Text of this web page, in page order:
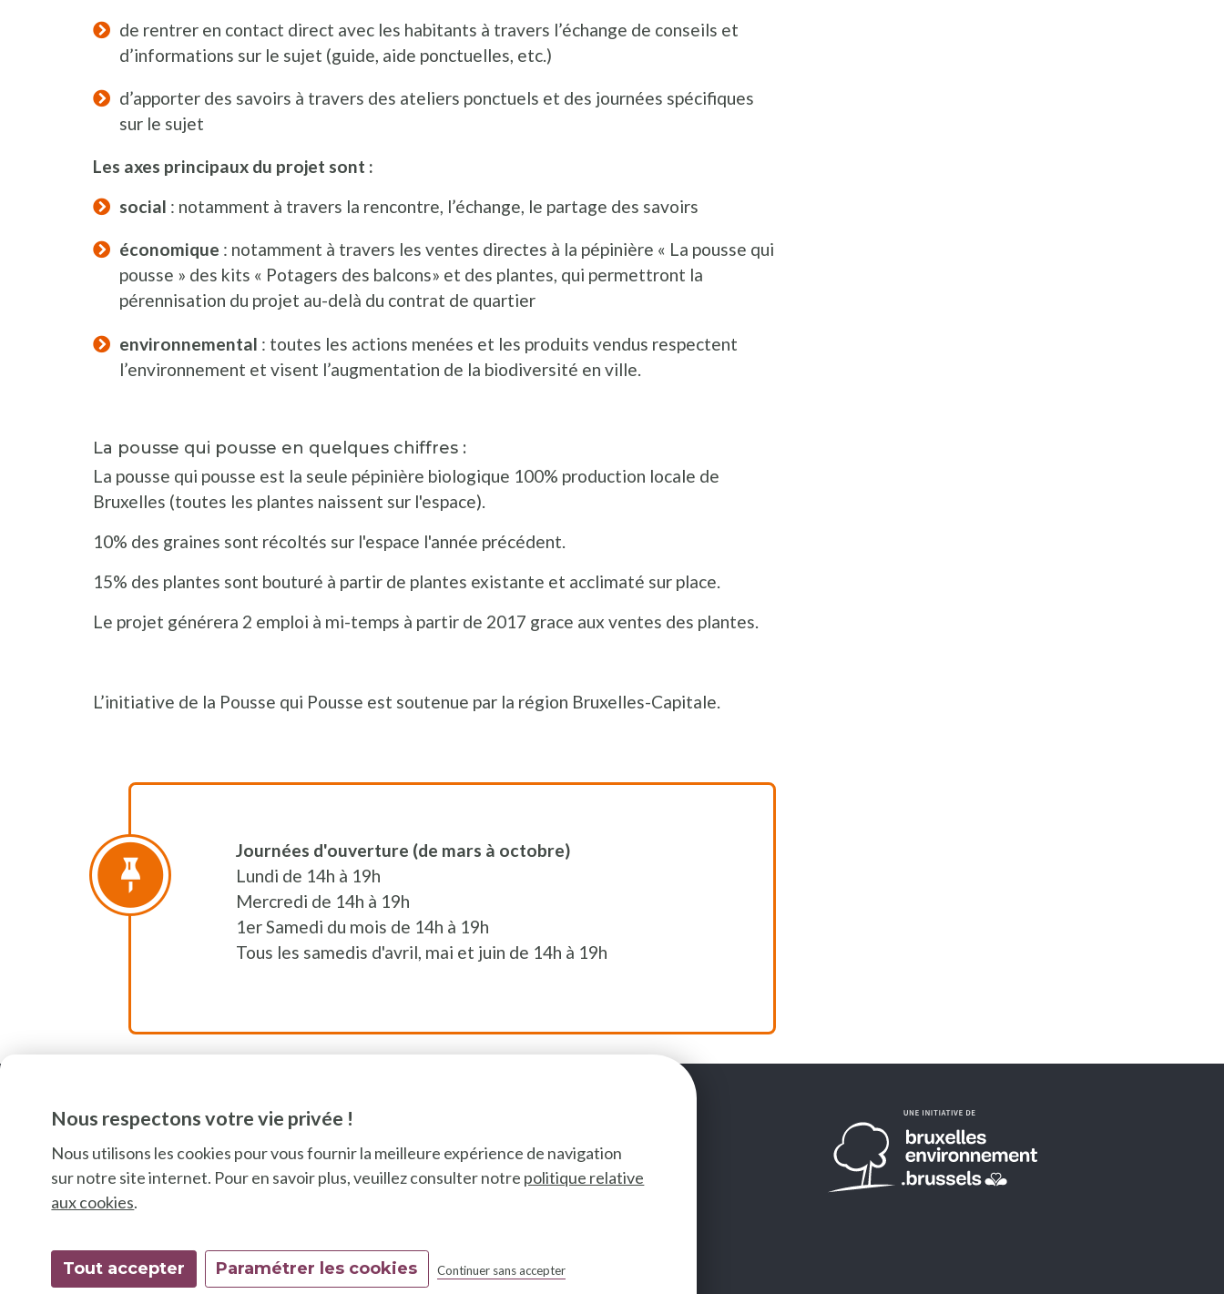
Nous respectons votre vie privée !
Nous utilisons les cookies pour vous fournir la meilleure expérience de navigation
sur notre site internet. Pour en savoir plus, veuillez consulter notre politique relative
aux cookies.
Tout accepter Continuer sans accepter
Paramétrer les cookies
de rentrer en contact direct avec les habitants à travers l’échange de conseils et
d’informations sur le sujet (guide, aide ponctuelles, etc.)
d’apporter des savoirs à travers des ateliers ponctuels et des journées spécifiques
sur le sujet
Les axes principaux du projet sont :
social : notamment à travers la rencontre, l’échange, le partage des savoirs
économique : notamment à travers les ventes directes à la pépinière « La pousse qui
pousse » des kits « Potagers des balcons» et des plantes, qui permettront la
pérennisation du projet au-delà du contrat de quartier
environnemental : toutes les actions menées et les produits vendus respectent
l’environnement et visent l’augmentation de la biodiversité en ville.
La pousse qui pousse en quelques chiffres :
La pousse qui pousse est la seule pépinière biologique 100% production locale de
Bruxelles (toutes les plantes naissent sur l'espace).
10% des graines sont récoltés sur l'espace l'année précédent.
15% des plantes sont bouturé à partir de plantes existante et acclimaté sur place.
Le projet générera 2 emploi à mi-temps à partir de 2017 grace aux ventes des plantes.
L’initiative de la Pousse qui Pousse est soutenue par la région Bruxelles-Capitale.
Journées d'ouverture (de mars à octobre)
Lundi de 14h à 19h
Mercredi de 14h à 19h
1er Samedi du mois de 14h à 19h
Tous les samedis d'avril, mai et juin de 14h à 19h
SUIVEZ-NOUS